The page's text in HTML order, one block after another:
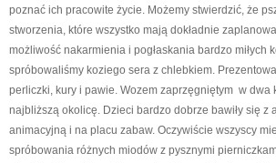
poznać ich pracowite życie. Możemy stwierdzić, że
stworzenia, które wszystko mają dokładnie
możliwość nakarmienia i pogłaskania bardzo miłych
spróbowaliśmy koziego sera z chlebkiem.
perliczki, kury i pawie. Wozem zaprzęgniętym w dwa
najbliższą okolicę. Dzieci bardzo dobrze bawiły się z
animacyjną i na placu zabaw. Oczywiście wszyscy
spróbowania różnych miodów z pysznymi